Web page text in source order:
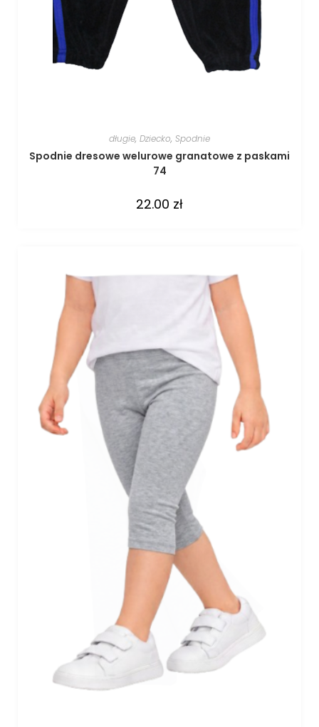
długie, Dziecko, Spodnie
Spodnie dresowe welurowe granatowe z paskami
74
22.00 zł